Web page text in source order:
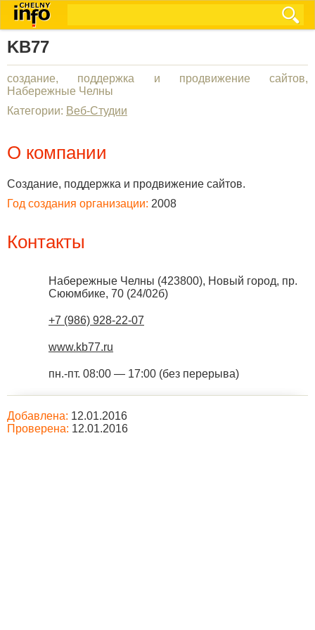
KB77
создание, поддержка и продвижение сайтов,
Набережные Челны
Категории: Веб-Студии
О компании
Создание, поддержка и продвижение сайтов.
Год создания организации: 2008
Контакты
Набережные Челны (423800), Новый город, пр.
Сююмбике, 70 (24/02б)
+7 (986) 928-22-07
www.kb77.ru
пн.-пт. 08:00 — 17:00 (без перерыва)
Добавлена: 12.01.2016
Проверена: 12.01.2016